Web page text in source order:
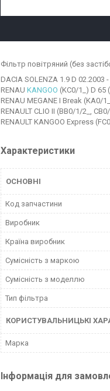
Фільтр повітряний (без
DACIA SOLENZA 1.9 D 02.2003
RENAU KANGOO (KC0/1_) D 65
RENAU MEGANE I Break (KA0/
RENAULT CLIO II (BB0/1/2_,
RENAULT KANGOO Express
Характеристики
ОСНОВНІ
Код запчастини
Виробник
Країна виробник
Сумісність з маркою
Сумісність з моделлю
Тип фільтра
КОРИСТУВАЛЬНИЦЬКІ
Марка
Інформація для